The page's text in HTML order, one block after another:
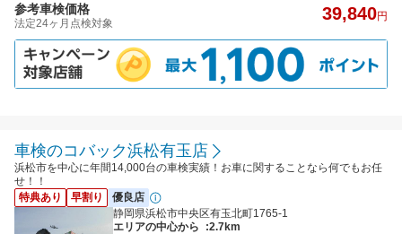
参考車検価格
法定24ヶ月点検対象 39,840円
車検のコバック浜松有玉店
浜松市を中心に年間14,000台の車検実績！お車に関することなら何でもお任
せ！！
特典あり
早割り
優良店
静岡県浜松市中央区有玉北町1765-1
エリアの中心から
:2.7km